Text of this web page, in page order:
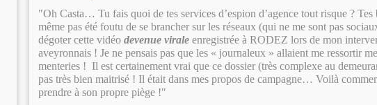
"Oh Casta… Tu fais quoi de tes services d’espion d’agence tout risque ? Tes
même pas été foutu de se brancher sur les réseaux (qui ne me sont pas
dégoter cette vidéo devenue virale enregistrée à RODEZ lors de mon
aveyronnais ! Je ne pensais pas que les « journaleux » allaient me ressortir
menteries ! Il est certainement vrai que ce dossier (très complexe au
pas très bien maitrisé ! Il était dans mes propos de campagne… Voilà
prendre à son propre piège !"